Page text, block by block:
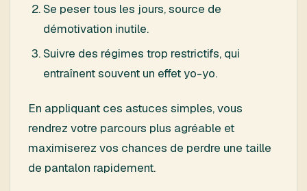
Se peser tous les jours, source de
démotivation inutile.
Suivre des régimes trop restrictifs, qui
entraînent souvent un effet yo-yo.
En appliquant ces astuces simples, vous
rendrez votre parcours plus agréable et
maximiserez vos chances de perdre une taille
de pantalon rapidement.